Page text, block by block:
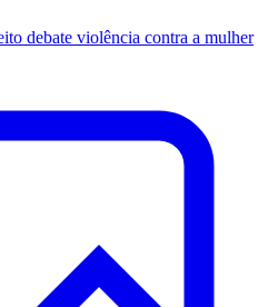
debate violência contra a mulher